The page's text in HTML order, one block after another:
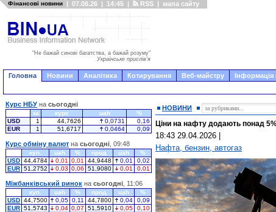
Фінансові новини | 07.08.26 | 14:45 | RSS | мапа сайту
"Не бажай синові багатства, а бажай розуму"
Українське прислів'я
Головна Новини Аналітика Котирування Веб-майстру Інформація
НОВИНИ
Ціни на нафту додають понад
18:43 29.04.2026
Нафта, бензин, автогаз
Курс НБУ на сьогодні
за курс uah
%
USD
1 44,7626 0,0731
0,16
EUR
1 51,6717 0,0464 0,09
Курс обміну валют на сьогодні , 09:48
куп. uah % прод. uah
%
USD 44,4784 0,01 0,01 44,9448 0,01
0,02
EUR 51,2752 0,03 0,06 51,9080 0,01 0,01
Міжбанківський ринок на сьогодні , 11:06
куп. uah % прод. uah
%
USD 44,7500 0,05 0,11 44,7800 0,04
0,09
EUR 51,5743 0,04 0,07 51,5910 0,05 0,10